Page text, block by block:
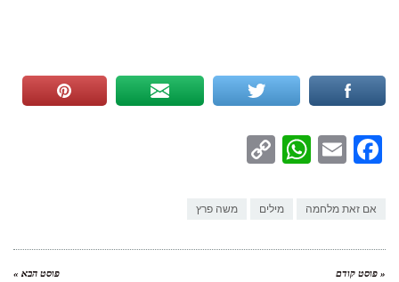
Facebook
Email
WhatsApp
אם זאת מלחמה מילים משה פרץ
« פוסט קודם פוסט הבא »